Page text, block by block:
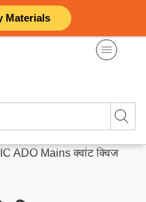
Materials
ADO Mains क्वांट क्विज